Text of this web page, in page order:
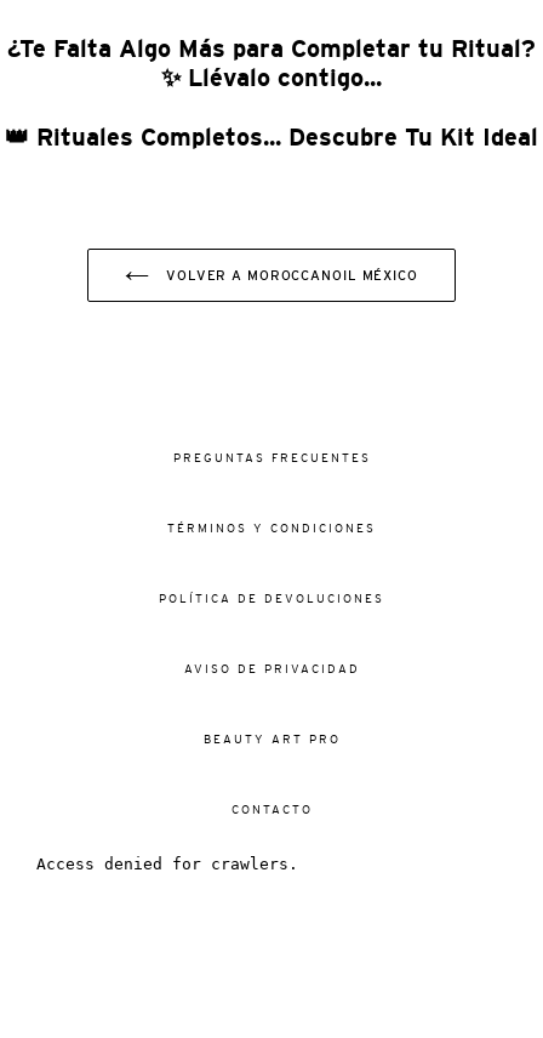
¿Te Falta Algo Más para Completar tu Ritual?
✨ Llévalo contigo...
👑 Rituales Completos... Descubre Tu Kit Ideal
VOLVER A MOROCCANOIL MÉXICO
PREGUNTAS FRECUENTES
TÉRMINOS Y CONDICIONES
POLÍTICA DE DEVOLUCIONES
AVISO DE PRIVACIDAD
BEAUTY ART PRO
CONTACTO